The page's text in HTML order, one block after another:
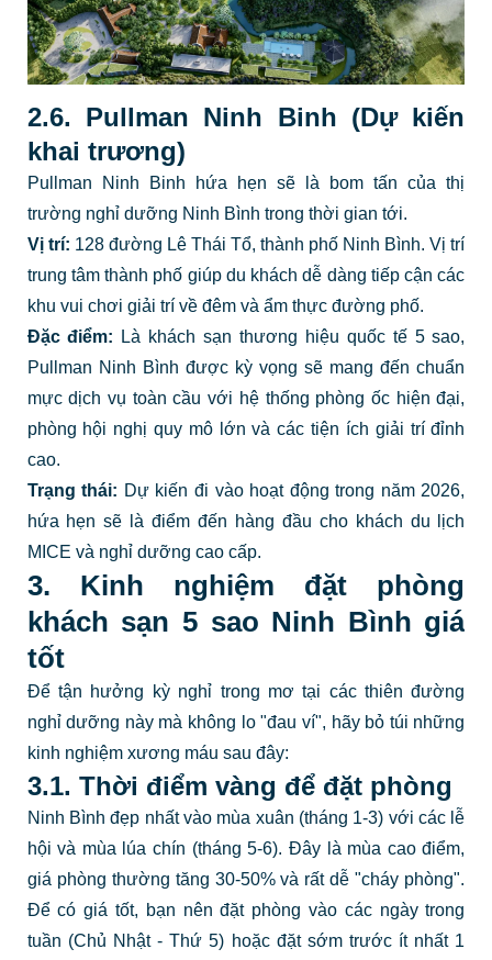
2.6. Pullman Ninh Binh (Dự kiến
khai trương)
Pullman Ninh Binh hứa hẹn sẽ là bom tấn của thị
trường nghỉ dưỡng Ninh Bình trong thời gian tới.
Vị trí: 128 đường Lê Thái Tổ, thành phố Ninh Bình. Vị trí
trung tâm thành phố giúp du khách dễ dàng tiếp cận các
khu vui chơi giải trí về đêm và ẩm thực đường phố.
Đặc điểm: Là khách sạn thương hiệu quốc tế 5 sao,
Pullman Ninh Bình được kỳ vọng sẽ mang đến chuẩn
mực dịch vụ toàn cầu với hệ thống phòng ốc hiện đại,
phòng hội nghị quy mô lớn và các tiện ích giải trí đỉnh
cao.
Trạng thái: Dự kiến đi vào hoạt động trong năm 2026,
hứa hẹn sẽ là điểm đến hàng đầu cho khách du lịch
MICE và nghỉ dưỡng cao cấp.
3. Kinh nghiệm đặt phòng
khách sạn 5 sao Ninh Bình giá
tốt
Để tận hưởng kỳ nghỉ trong mơ tại các thiên đường
nghỉ dưỡng này mà không lo "đau ví", hãy bỏ túi những
kinh nghiệm xương máu sau đây:
3.1. Thời điểm vàng để đặt phòng
Ninh Bình đẹp nhất vào mùa xuân (tháng 1-3) với các lễ
hội và mùa lúa chín (tháng 5-6). Đây là mùa cao điểm,
giá phòng thường tăng 30-50% và rất dễ "cháy phòng".
Để có giá tốt, bạn nên đặt phòng vào các ngày trong
tuần (Chủ Nhật - Thứ 5) hoặc đặt sớm trước ít nhất 1